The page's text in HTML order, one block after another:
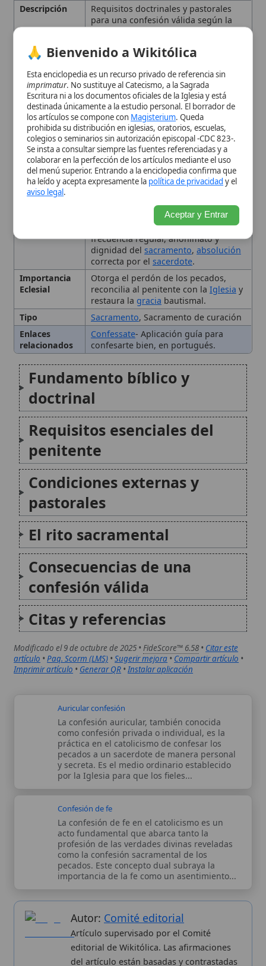
s
en la virtud y mayor unión con Cristo
sufriente.
Contexto
Definido desde los primeros concilios,
el Catecismo.
Principales
confesión íntegra, satisfacción,
disposición interior adecuada,
frecuencia regular, anonimato y
dignidad delsacramento,absolución
correcta por elsacerdote.
Importancia
Eclesial
Otorga el perdón de los pecados,
reconcilia al penitente con laIglesiay
restaura lagraciabautismal.
Tipo
Sacramento, Sacramento de curación
Enlaces
relacionados
Confessate- Aplicación guía para
Fundamento bíblico y
doctrinal
Requisitos esenciales del
penitente
Condiciones externas y
pastorales
El rito sacramental
Consecuencias de una
confesión válida
Citas y referencias
Modificado el 9 de octubre de 2025 •FideScore™ 6.58•Citar este
artículo•Paq. Scorm (LMS)•Sugerir mejora •Compartir artículo
Imprimir artículo •Generar QR•Instalar aplicación
Auricular confesión
La confesión auricular, también conocida
práctica en el catolicismo de confesar los
pecados a un sacerdote de manera personal
y secreta. Es el medio ordinario establecido
por la Iglesia para que los fieles...
Confesión de fe
La confesión de fe en el catolicismo es un
profesión de las verdades divinas reveladas
como la confesión sacramental de los
pecados. Este concepto dual subraya la
importancia de la fe como un asentimiento...
Autor:Comité editorial
Artículo supervisado por el Comité
editorial de Wikitólica. Las afirmaciones
del artículo están basadas y contrastadas
usando fuentes catolicas: escritos
patrísticos, de santos, artículos
de concilios, encíclicas, fuentes
magisteriales y documentos oficiales de
la Iglesia.Proceso editorial →
Wikitólica © 2026. Enciclopedia del patrimonio doctrinal,
histórico y litúrgico de la Iglesia Católica. Parte de la red formativa
analíticas anónimas. LicenciaCC BY-SA(texto). Editado en
Valencia, España. ISSN: 3101-7339 . Bajo el patrocinio de San
Carlo Acutis.
Sobre nosotros
Publicación seriada
Datos abiertos
Categorias
Más visitados
Nuevas entradas
Cambios recientes
colegios o seminarios sin autorización episcopal -CDC 823-.
Se insta a consultar siempre las fuentes referenciadas y a
colaborar en la perfección de los artículos mediante el uso
ha leído y acepta expresamente la
aviso legal .
Aceptar y Entrar